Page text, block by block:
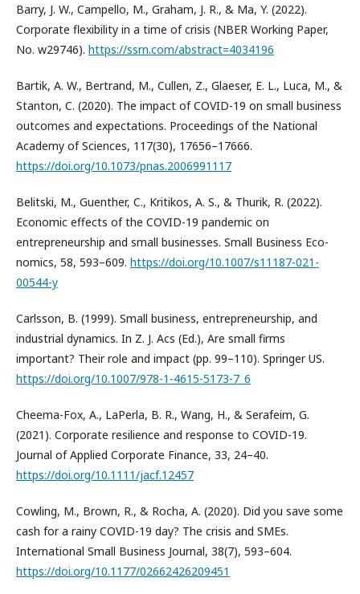
Barry, J. W., Campello, M., Graham, J. R., & Ma, Y. (2022).
Corporate flexibility in a time of crisis (NBER Working Paper,
No. w29746). https://ssrn.com/abstract=4034196
Bartik, A. W., Bertrand, M., Cullen, Z., Glaeser, E. L., Luca, M., &
Stanton, C. (2020). The impact of COVID-19 on small business
outcomes and expectations. Proceedings of the National
Academy of Sciences, 117(30), 17656–17666.
https://doi.org/10.1073/pnas.2006991117
Belitski, M., Guenther, C., Kritikos, A. S., & Thurik, R. (2022).
Economic effects of the COVID-19 pandemic on
entrepreneurship and small businesses. Small Business Eco-
nomics, 58, 593–609. https://doi.org/10.1007/s11187-021-
00544-y
Carlsson, B. (1999). Small business, entrepreneurship, and
industrial dynamics. In Z. J. Acs (Ed.), Are small firms
important? Their role and impact (pp. 99–110). Springer US.
https://doi.org/10.1007/978-1-4615-5173-7_6
Cheema-Fox, A., LaPerla, B. R., Wang, H., & Serafeim, G.
(2021). Corporate resilience and response to COVID-19.
Journal of Applied Corporate Finance, 33, 24–40.
https://doi.org/10.1111/jacf.12457
Cowling, M., Brown, R., & Rocha, A. (2020). Did you save some
cash for a rainy COVID-19 day? The crisis and SMEs.
International Small Business Journal, 38(7), 593–604.
https://doi.org/10.1177/02662426209451